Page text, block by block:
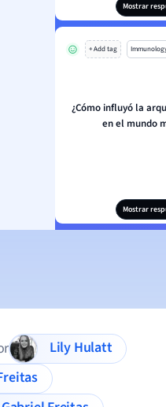
Mostrar
+ Add tag
¿Cómo influyó la
en el mundo
Mostrar
Lily Hulatt